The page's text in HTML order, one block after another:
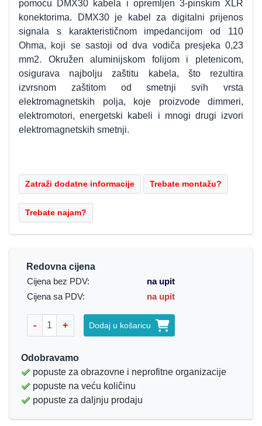
pomoću DMX30 kabela i opremljen 3-pinskim XLR
konektorima. DMX30 je kabel za digitalni prijenos
signala s karakterističnom impedancijom od 110
Ohma, koji se sastoji od dva vodiča presjeka 0,23
mm2. Okružen aluminijskom folijom i pletenicom,
osigurava najbolju zaštitu kabela, što rezultira
izvrsnom zaštitom od smetnji svih vrsta
elektromagnetskih polja, koje proizvode dimmeri,
elektromotori, energetski kabeli i mnogi drugi izvori
elektromagnetskih smetnji.
Redovna cijena
Cijena bez PDV:
na upit
Cijena sa PDV:
na upit
- + Dodaj u košaricu
Odobravamo
popuste za obrazovne i neprofitne organizacije
popuste na veću koliĉinu
popuste za daljnju prodaju